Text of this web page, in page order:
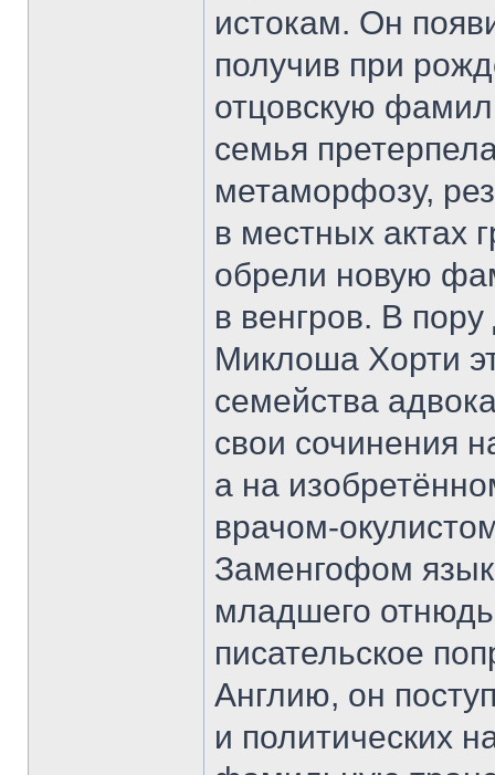
истокам. Он
получив при
отцовскую
семья
метаморфозу,
в местных актах
обрели новую
в венгров. В пору
Миклоша Хорти
семейства
свои сочинения
а на
врачом-
Заменгофом
младшего
писательское
Англию, он
и политических